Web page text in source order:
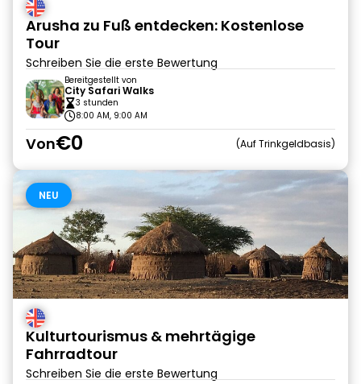
Arusha zu Fuß entdecken: Kostenlose
Tour
Schreiben Sie die erste Bewertung
Bereitgestellt von
City Safari Walks
3 stunden
8:00 AM, 9:00 AM
Von€0 Auf Trinkgeldbasis
NEU
Kulturtourismus & mehrtägige
Fahrradtour
Schreiben Sie die erste Bewertung